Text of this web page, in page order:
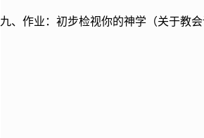
九、作业：初步检视你的神学（关于教